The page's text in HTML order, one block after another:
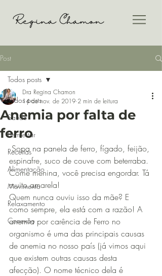
Post
Todos posts
Saúde
Bem-estar
Receitas
Alimentação
Movimento
Relaxamento
Conexão
Todos posts
Anemia por falta de
ferro
Dra Regina Chamon
14 de nov. de 2019 2 min de leitura
Sopa na panela de ferro, fígado, feijão,
espinafre, suco de couve com beterraba.
Come menina, você precisa engordar. Tá
muito amarela!
Quem nunca ouviu isso da mãe? E
como sempre, ela está com a razão! A
anemia por carência de Ferro no
organismo é uma das principais causas
de anemia no nosso país (já vimos aqui
que existem outras causas desta
afecção). O nome técnico dela é